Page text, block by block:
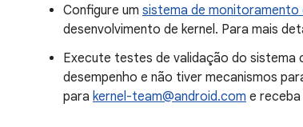
Configure um sistema de monitoramento
desenvolvimento de kernel. Para mais
Execute testes de validação do sistema
desempenho e não tiver mecanismos
para kernel-team@android.com e receba